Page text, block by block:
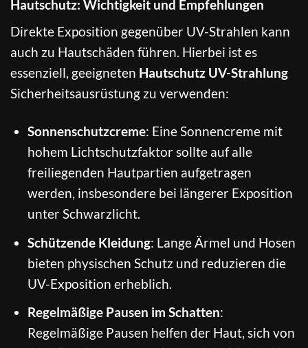
Hautschutz: Wichtigkeit und Empfehlungen
Direkte Exposition gegenüber UV-Strahlen kann
auch zu Hautschäden führen. Hierbei ist es
essenziell, geeigneten Hautschutz UV-Strahlung
Sicherheitsausrüstung zu verwenden:
Sonnenschutzcreme: Eine Sonnencreme mit
hohem Lichtschutzfaktor sollte auf alle
freiliegenden Hautpartien aufgetragen
werden, insbesondere bei längerer Exposition
unter Schwarzlicht.
Schützende Kleidung: Lange Ärmel und Hosen
bieten physischen Schutz und reduzieren die
UV-Exposition erheblich.
Regelmäßige Pausen im Schatten:
Regelmäßige Pausen helfen der Haut, sich von